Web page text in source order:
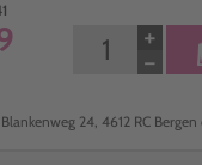
−
+
Blankenweg 24, 4612 RC